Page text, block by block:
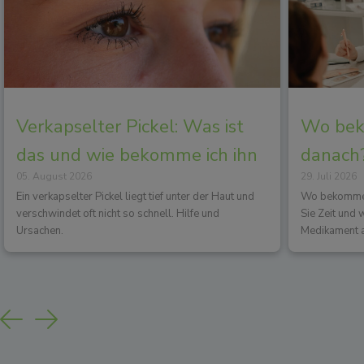
Verkapselter Pickel: Was ist
das und wie bekomme ich ihn
los?
05. August 2026
Ein verkapselter Pickel liegt tief unter der Haut und
verschwindet oft nicht so schnell. Hilfe und
Ursachen.
Wo
29. Juli 2026
Wo
Sie Zeit und
Medikament
Previous
Next